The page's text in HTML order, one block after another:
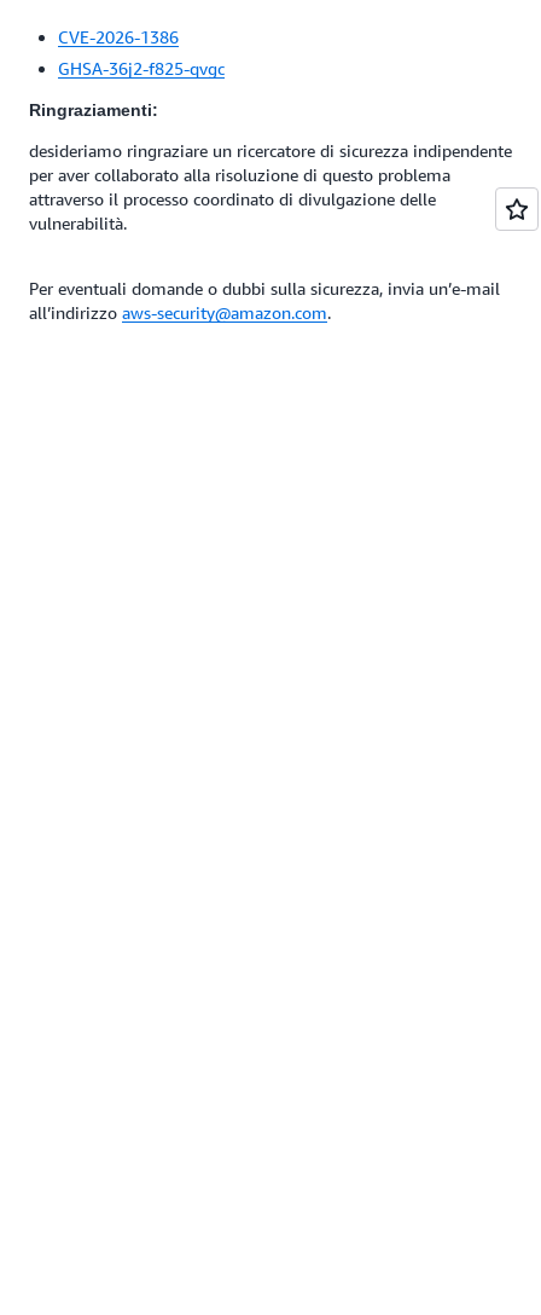
CVE-2026-1386
GHSA-36j2-f825-qvgc
Ringraziamenti:
desideriamo ringraziare un ricercatore di sicurezza indipendente
per aver collaborato alla risoluzione di questo problema
attraverso il processo coordinato di divulgazione delle
vulnerabilità.
Per eventuali domande o dubbi sulla sicurezza, invia un’e-mail
all’indirizzo aws-security@amazon.com.